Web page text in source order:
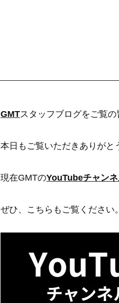
GMTスタッフブログをご覧の
本日もご覧いただきありがと
現在GMTのYouTubeチャン
ぜひ、こちらもご覧ください。